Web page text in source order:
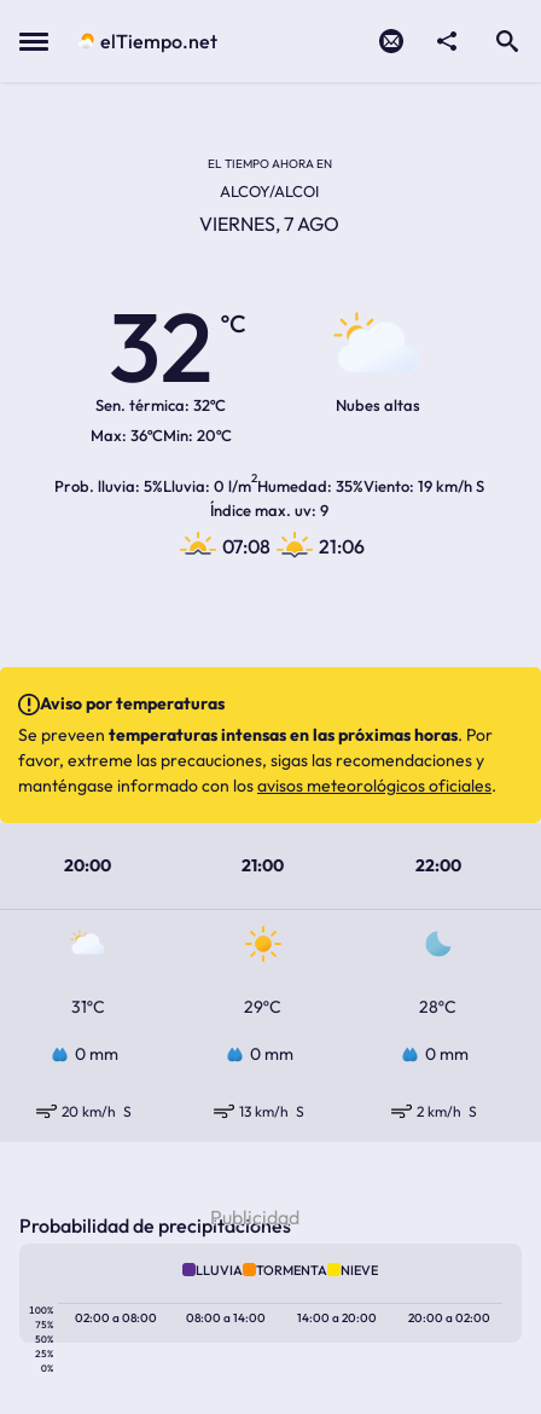
Menu elTiempo.net
EL TIEMPO AHORA EN
ALCOY/ALCOI
VIERNES, 7 AGO
32
ºC
Sen. térmica: 32ºC
36ºC 20ºC
Nubes altas
Prob. lluvia 5%Lluvia 0 l/m2Humedad 35%Viento 19 km/h S
Índice max. uv 9
07:08 21:06
20:00 21:00 22:00
31ºC 29ºC 28ºC
0 mm 0 mm 0 mm
20 km/h S 13 km/h S 2 km/h S
Aviso por temperaturas
Se preveen temperaturas intensas en las próximas horas. Por
favor, extreme las precauciones, sigas las recomendaciones y
manténgase informado con losavisos meteorológicos oficiales.
Probabilidad de precipitaciones
LLUVIA TORMENTA NIEVE
100%
75%
50%
25%
0%
02:00a08:00 08:00a14:00 14:00a20:00 20:00a02:00